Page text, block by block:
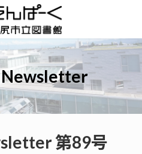
Newsletter
第89号